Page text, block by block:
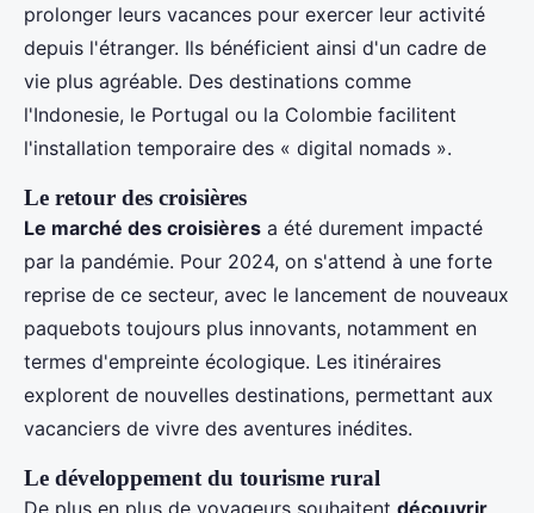
prolonger leurs vacances pour exercer leur activité
depuis l'étranger. Ils bénéficient ainsi d'un cadre de
vie plus agréable. Des destinations comme
l'Indonesie, le Portugal ou la Colombie facilitent
l'installation temporaire des « digital nomads ».
Le retour des croisières
Le marché des croisières a été durement impacté
par la pandémie. Pour 2024, on s'attend à une forte
reprise de ce secteur, avec le lancement de nouveaux
paquebots toujours plus innovants, notamment en
termes d'empreinte écologique. Les itinéraires
explorent de nouvelles destinations, permettant aux
vacanciers de vivre des aventures inédites.
Le développement du tourisme rural
De plus en plus de voyageurs souhaitent découvrir